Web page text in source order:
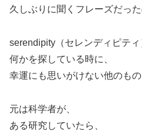
久しぶりに聞くフレーズだっ
serendipity（セレンディピティ
何かを探している時に、
幸運にも思いがけない他のもの
元は科学者が、
ある研究していたら、